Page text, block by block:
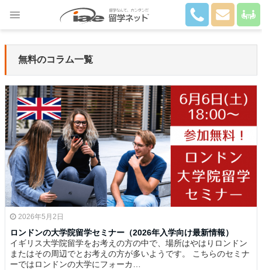
無料のコラム一覧
2026年5月2日
ロンドンの大学院留学セミナー（2026年入学向け最新情報）
イギリス大学院留学をお考えの方の中で、場所はやはりロンドン
またはその周辺でとお考えの方が多いようです。 こちらのセミナ
ーではロンドンの大学にフォーカ…